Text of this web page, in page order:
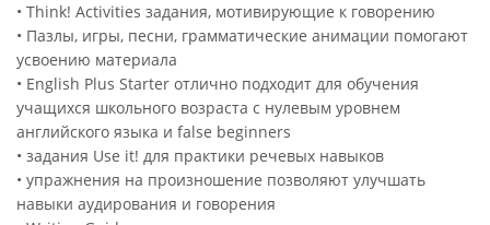
• Think! Activities задания, мотивирующие к говорению
• Пазлы, игры, песни, грамматические анимации помогают
усвоению материала
• English Plus Starter отлично подходит для обучения
учащихся школьного возраста с нулевым уровнем
английского языка и false beginners
• задания Use it! для практики речевых навыков
• упражнения на произношение позволяют улучшать
навыки аудирования и говорения